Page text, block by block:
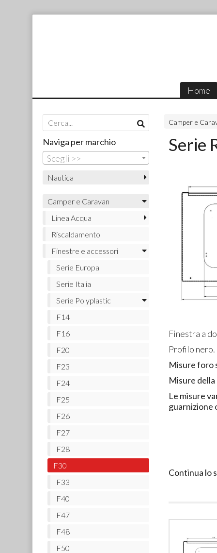
Home
Camper e
Serie
Finestra a
Profilo nero.
Misure foro
Misure
Le misure
guarnizione
Continua lo
Naviga per marchio
Scegli >>
Nautica
Camper e Caravan
Linea Acqua
Riscaldamento
Finestre e accessori
Serie Europa
Serie Italia
Serie Polyplastic
F14
F16
F20
F23
F24
F25
F26
F27
F28
F30
F33
F40
F47
F48
F50